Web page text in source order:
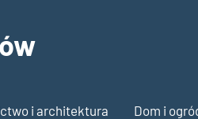
i architektura Dom i